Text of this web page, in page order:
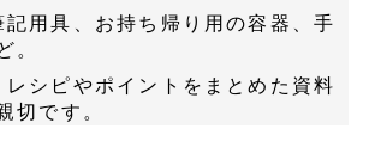
記用具、お持ち帰り用の容器、手
。
レシピやポイントをまとめた資料
切です。